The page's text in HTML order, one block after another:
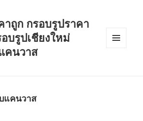
าถูก กรอบรูปราคา
บรูปเชียงใหม่
คนวาส
แคนวาส